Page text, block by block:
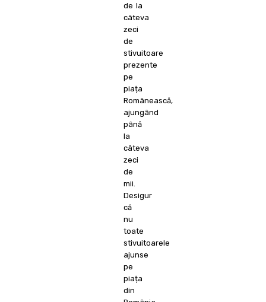
de la
câteva
zeci
de
stivuitoare
prezente
pe
piața
Românească,
ajungând
până
la
câteva
zeci
de
mii.
Desigur
că
nu
toate
stivuitoarele
ajunse
pe
piața
din